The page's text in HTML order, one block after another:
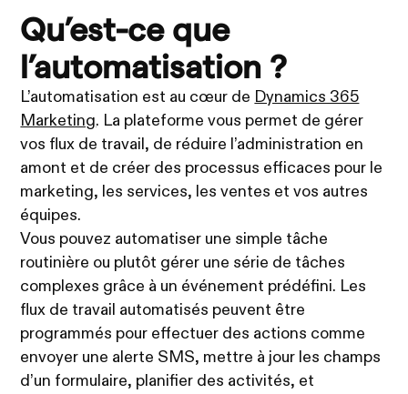
Qu’est-ce que
l’automatisation ?
L’automatisation est au cœur de Dynamics 365
Marketing. La plateforme vous permet de gérer
vos flux de travail, de réduire l’administration en
amont et de créer des processus efficaces pour le
marketing, les services, les ventes et vos autres
équipes.
Vous pouvez automatiser une simple tâche
routinière ou plutôt gérer une série de tâches
complexes grâce à un événement prédéfini. Les
flux de travail automatisés peuvent être
programmés pour effectuer des actions comme
envoyer une alerte SMS, mettre à jour les champs
d’un formulaire, planifier des activités, et